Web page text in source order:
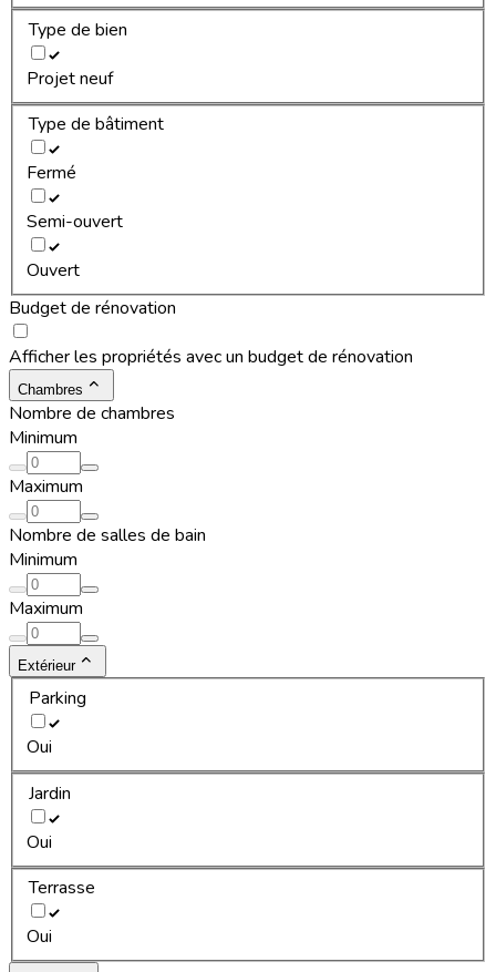
Type de bien
Projet neuf
Type de bâtiment
Fermé
Semi-ouvert
Ouvert
Budget de rénovation
Afficher les propriétés avec un budget de rénovation
Chambres
Nombre de chambres
Minimum
Maximum
Nombre de salles de bain
Minimum
Maximum
Extérieur
Parking
Oui
Jardin
Oui
Terrasse
Oui